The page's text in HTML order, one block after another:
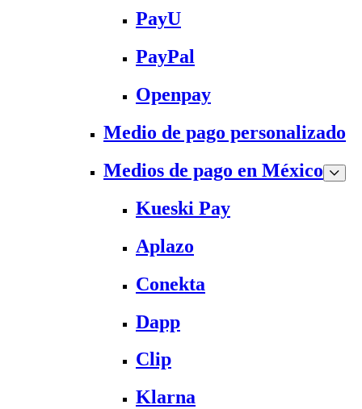
PayU
PayPal
Openpay
Medio de pago personalizado
Medios de pago en México
Kueski Pay
Aplazo
Conekta
Dapp
Clip
Klarna